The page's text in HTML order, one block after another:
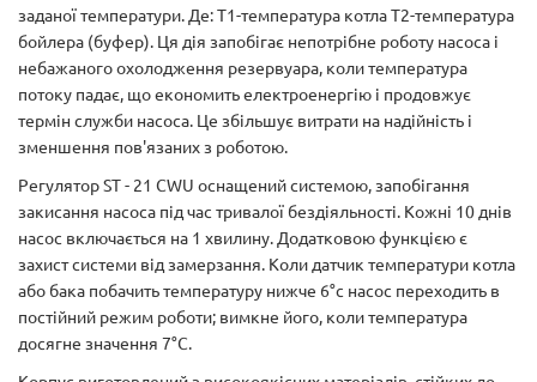
заданої температури. Де: T1-температура котла T2-температура
бойлера (буфер). Ця дія запобігає непотрібне роботу насоса і
небажаного охолодження резервуара, коли температура
потоку падає, що економить електроенергію і продовжує
термін служби насоса. Це збільшує витрати на надійність і
зменшення пов'язаних з роботою.
Регулятор ST - 21 CWU оснащений системою, запобігання
закисання насоса під час тривалої бездіяльності. Кожні 10 днів
насос включається на 1 хвилину. Додатковою функцією є
захист системи від замерзання. Коли датчик температури котла
або бака побачить температуру нижче 6°с насос переходить в
постійний режим роботи; вимкне його, коли температура
досягне значення 7°С.